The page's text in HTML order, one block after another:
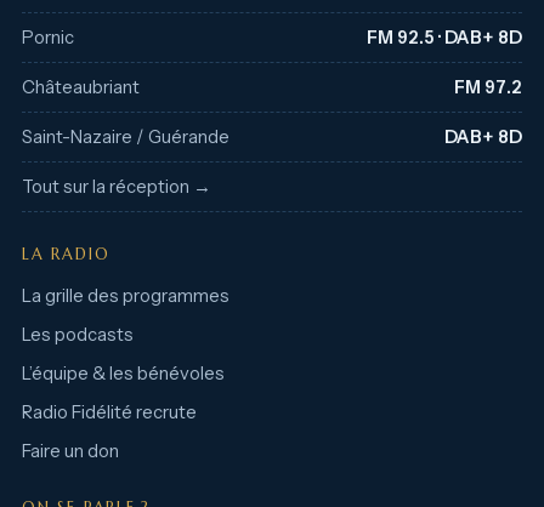
Pornic FM 92.5 · DAB+ 8D
Châteaubriant FM 97.2
Saint-Nazaire / Guérande DAB+ 8D
Tout sur la réception →
LA RADIO
La grille des programmes
Les podcasts
L’équipe & les bénévoles
Radio Fidélité recrute
Faire un don